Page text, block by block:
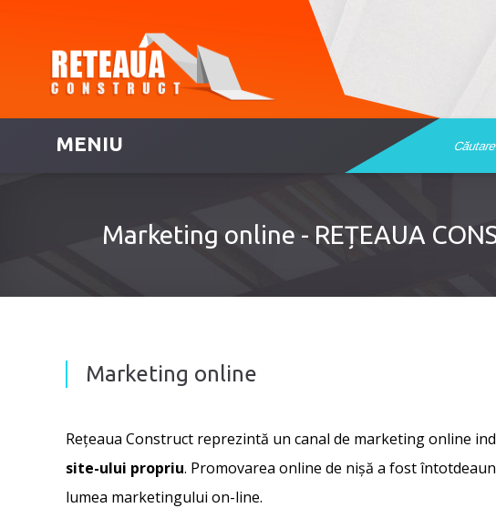
MENIU
Marketing online - REȚEAUA
Marketing online
Rețeaua Construct reprezintă un canal de marketing online
site-ului propriu. Promovarea online de nişă a fost
lumea marketingului on-line.